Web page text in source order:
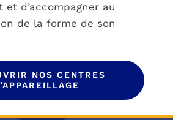
et d’accompagner au
de la forme de son
NOS CENTRES